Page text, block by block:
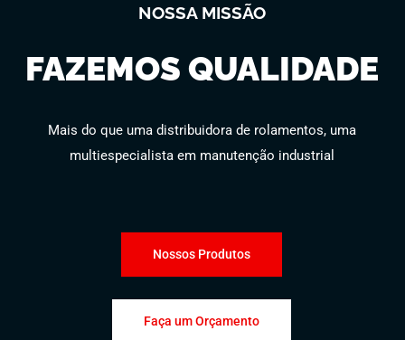
FAZEMOS QUALIDADE
NOSSA MISSÃO
Mais do que uma distribuidora de rolamentos, uma
multiespecialista em manutenção industrial
Nossos Produtos
Faça um Orçamento